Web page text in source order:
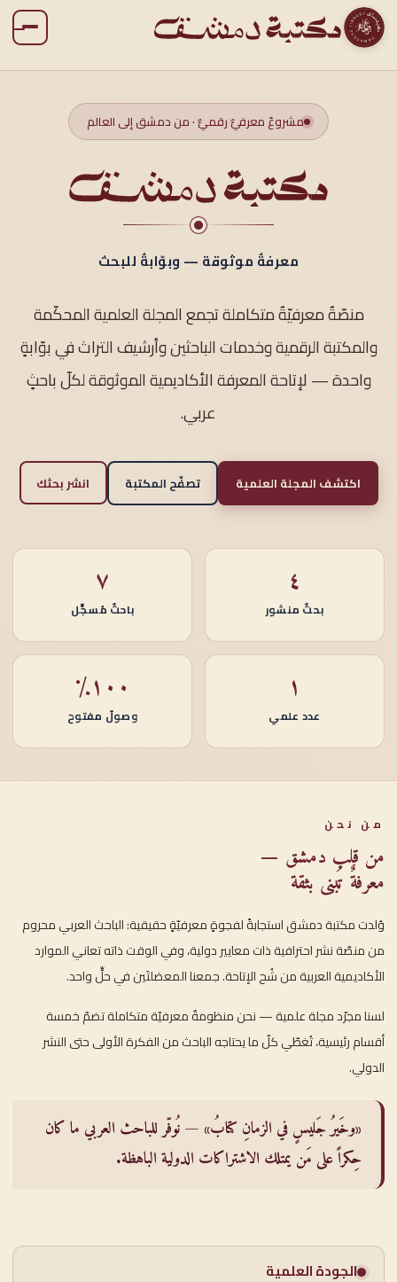
مشروعٌ معرفيٌّ رقميٌّ · من دمشق إلى العالم
معرفةٌ موثوقة — وبوّابةٌ للبحث
منصّةٌ معرفيّةٌ متكاملة تجمع المجلة العلمية المحكّمة
والمكتبة الرقمية وخدمات الباحثين وأرشيف التراث في بوّابةٍ
واحدة — لإتاحة المعرفة الأكاديمية الموثوقة لكلّ باحثٍ
عربي.
اكتشف المجلة العلمية تصفّح المكتبة انشر بحثك
٤
بحثٌ منشور
٧
باحثٌ مُسجَّل
١
عدد علمي
١٠٠٪
وصولٌ مفتوح
من نحن
من قلب دمشق —
معرفةٌ تُبنى بثقة
وُلدت مكتبة دمشق استجابةً لفجوةٍ معرفيّةٍ حقيقية: الباحث العربي محروم
من منصّة نشر احترافية ذات معايير دولية، وفي الوقت ذاته تعاني الموارد
الأكاديمية العربية من شُح الإتاحة. جمعنا المعضلتَين في حلٍّ واحد.
لسنا مجرّد مجلة علمية — نحن منظومةٌ معرفيّة متكاملة تضمّ خمسة
أقسام رئيسية، تُغطّي كلّ ما يحتاجه الباحث من الفكرة الأولى حتى النشر
الدولي.
«وخَيرُ جَليسٍ في الزمانِ كتابُ» — نُوفّر للباحث العربي ما كان
حِكراً على مَن يمتلك الاشتراكات الدولية الباهظة.
الجودة العلمية